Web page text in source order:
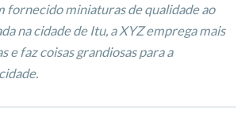
fornecido miniaturas de qualidade ao
na cidade de Itu, a XYZ emprega mais
e faz coisas grandiosas para a